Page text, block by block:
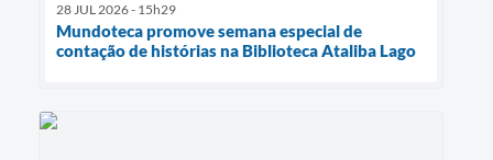
28 JUL 2026 - 15h29
Mundoteca promove semana especial de
contação de histórias na Biblioteca Ataliba Lago